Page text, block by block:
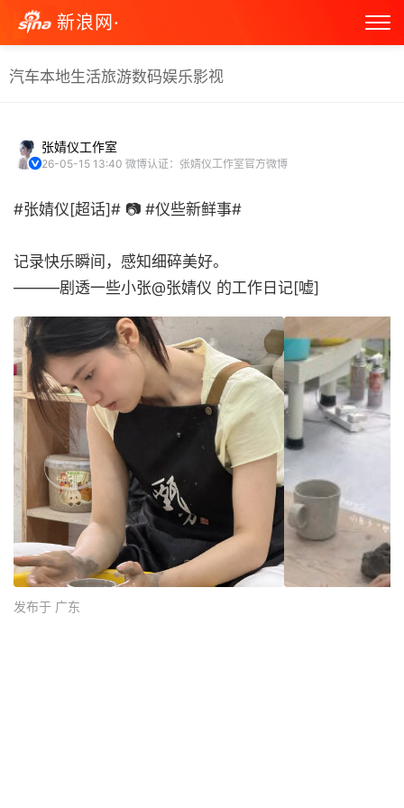
新浪网·
汽车本地生活旅游数码娱乐影视
张婧仪工作室
26-05-15 13:40 微博认证：张婧仪工作室官方微博
#张婧仪[超话]# 📷 #仪些新鲜事#
记录快乐瞬间，感知细碎美好。
———剧透一些小张@张婧仪 的工作日记[嘘] ​
发布于 广东